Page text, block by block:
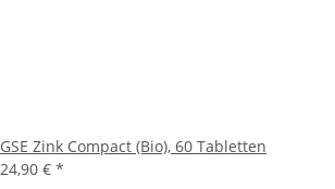
GSE Zink Compact (Bio), 60 Tabletten
24,90 € *